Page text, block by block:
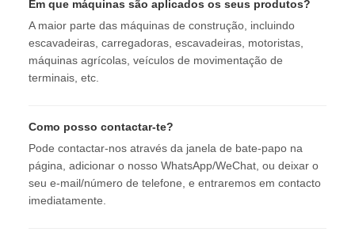
Em que máquinas são aplicados os seus produtos?
A maior parte das máquinas de construção, incluindo
escavadeiras, carregadoras, escavadeiras, motoristas,
máquinas agrícolas, veículos de movimentação de
terminais, etc.
Como posso contactar-te?
Pode contactar-nos através da janela de bate-papo na
página, adicionar o nosso WhatsApp/WeChat, ou deixar o
seu e-mail/número de telefone, e entraremos em contacto
imediatamente.